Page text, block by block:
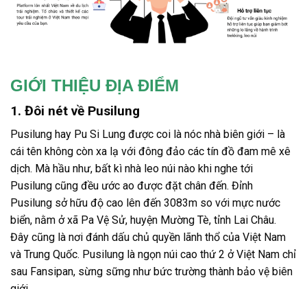
GIỚI THIỆU ĐỊA ĐIỂM
1. Đôi nét về Pusilung
Pusilung hay Pu Si Lung được coi là nóc nhà biên giới – là
cái tên không còn xa lạ với đông đảo các tín đồ đam mê xê
dịch. Mà hầu như, bất kì nhà leo núi nào khi nghe tới
Pusilung cũng đều ước ao được đặt chân đến. Đỉnh
Pusilung sở hữu độ cao lên đến 3083m so với mực nước
biển, nằm ở xã Pa Vệ Sử, huyện Mường Tè, tỉnh Lai Châu.
Đây cũng là nơi đánh dấu chủ quyền lãnh thổ của Việt Nam
và Trung Quốc. Pusilung là ngọn núi cao thứ 2 ở Việt Nam chỉ
sau Fansipan, sừng sững như bức trường thành bảo vệ biên